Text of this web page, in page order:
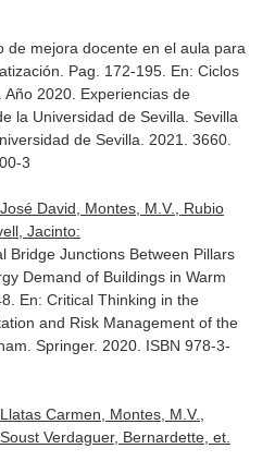
de mejora docente en el aula para
Pag. 172-195. En: Ciclos
Año 2020. Experiencias de
la Universidad de Sevilla . Sevilla
de Sevilla. 2021. 3660.
3
David, Montes, M.V., Rubio
Jacinto:
Bridge Junctions Between Pillars
Demand of Buildings in Warm
En: Critical Thinking in the
and Risk Management of the
Springer. 2020. ISBN 978-3-
Carmen, Montes, M.V.,
Verdaguer, Bernardette, et.